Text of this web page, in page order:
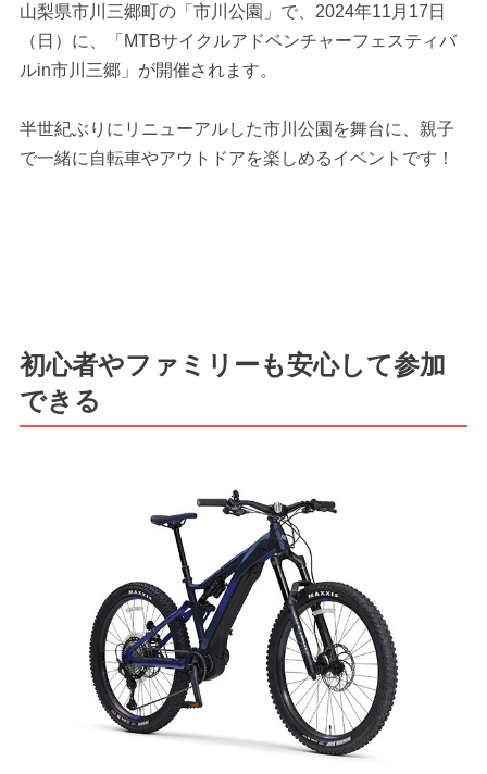
山梨県市川三郷町の「市川公園」で、2024年11月17日
（日）に、「MTBサイクルアドベンチャーフェスティバ
ルin市川三郷」が開催されます。
半世紀ぶりにリニューアルした市川公園を舞台に、親子
で一緒に自転車やアウトドアを楽しめるイベントです！
初心者やファミリーも安心して参加
できる